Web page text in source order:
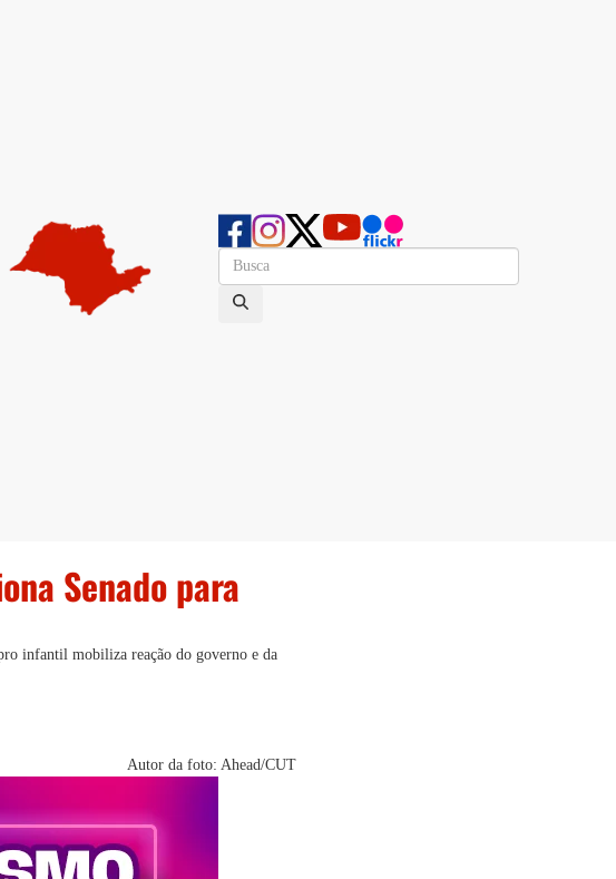
Senado para
infantil mobiliza reação do governo e da
Autor da foto: Ahead/CUT